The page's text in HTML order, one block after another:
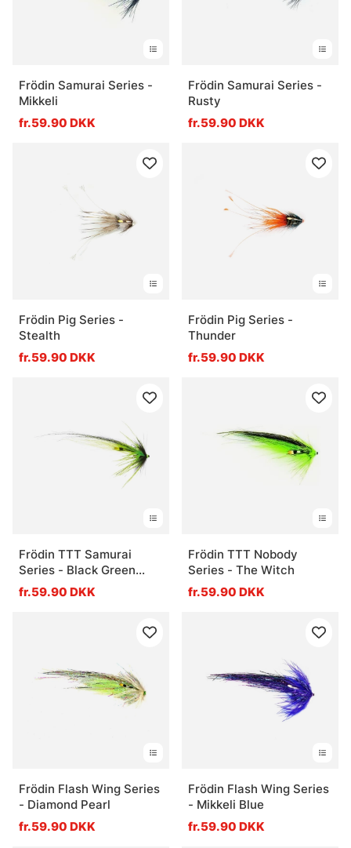
Frödin Samurai Series -
Mikkeli
fr.59.90 DKK
Frödin Samurai Series -
Rusty
fr.59.90 DKK
Frödin Pig Series -
Stealth
fr.59.90 DKK
Frödin Pig Series -
Thunder
fr.59.90 DKK
Frödin TTT Samurai
Series - Black Green
Helmet
fr.59.90 DKK
Frödin TTT Nobody
Series - The Witch
fr.59.90 DKK
Frödin Flash Wing Series
- Diamond Pearl
fr.59.90 DKK
Frödin Flash Wing Series
- Mikkeli Blue
fr.59.90 DKK